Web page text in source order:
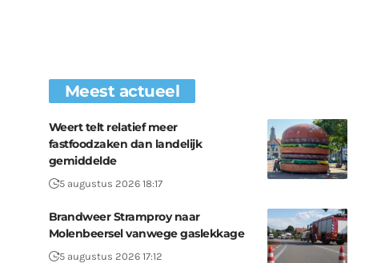
Meest actueel
Weert telt relatief meer
fastfoodzaken dan landelijk
gemiddelde
5 augustus 2026 18:17
Brandweer Stramproy naar
Molenbeersel vanwege gaslekkage
5 augustus 2026 17:12